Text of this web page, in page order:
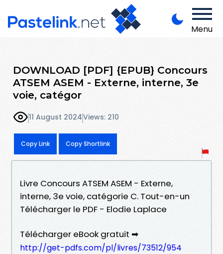
Menu
DOWNLOAD [PDF] {EPUB} Concours
ATSEM ASEM - Externe, interne, 3e
voie, catégor
11 August 2024Views: 210
Copy Link Copy Shortlink
Livre Concours ATSEM ASEM - Externe,
interne, 3e voie, catégorie C. Tout-en-un
Télécharger le PDF - Elodie Laplace
Télécharger eBook gratuit ➡
http://get-pdfs.com/pl/livres/73512/954